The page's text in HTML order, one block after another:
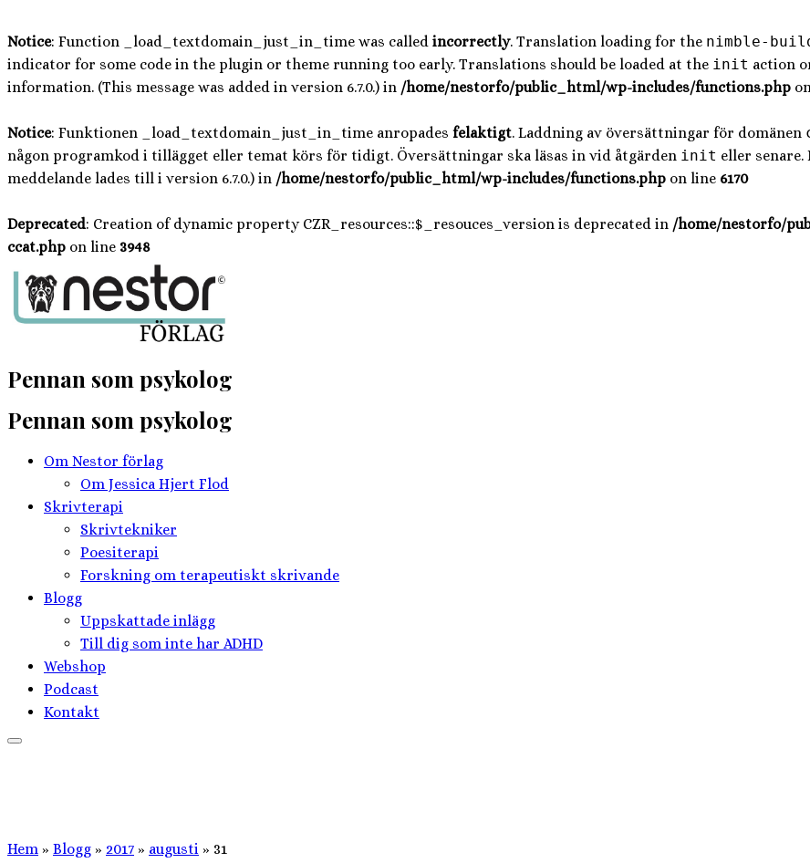
Notice: Function _load_textdomain_just_in_time was called incorrectly. Translation loading for the nimble-
indicator for some code in the plugin or theme running too early. Translations should be loaded at the init action
information. (This message was added in version 6.7.0.) in /home/nestorfo/public_html/wp-includes/functions.php
Notice: Funktionen _load_textdomain_just_in_time anropades felaktigt. Laddning av översättningar för domänen
någon programkod i tillägget eller temat körs för tidigt. Översättningar ska läsas in vid åtgärden init eller
meddelande lades till i version 6.7.0.) in /home/nestorfo/public_html/wp-includes/functions.php on line 6170
Deprecated: Creation of dynamic property CZR_resources::$_resouces_version is deprecated in /home/nestorfo/
ccat.php on line 3948
Hoppa
innehåll
Pennan som psykolog
Pennan som psykolog
Om Nestor förlag
Om Jessica Hjert Flod
Skrivterapi
Skrivtekniker
Poesiterapi
Forskning om terapeutiskt skrivande
Blogg
Uppskattade inlägg
Till dig som inte har ADHD
Webshop
Podcast
Kontakt
Hem » Blogg » 2017 » augusti » 31